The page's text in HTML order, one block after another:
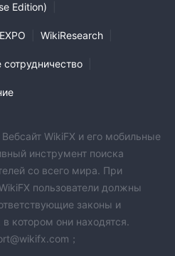
Edition)
EXPO WikiResearch
сотрудничество
WikiFX и его мобильные
инструмент поиска
со всего мира. При
пользователи должны
законы и
котором они находятся.
；